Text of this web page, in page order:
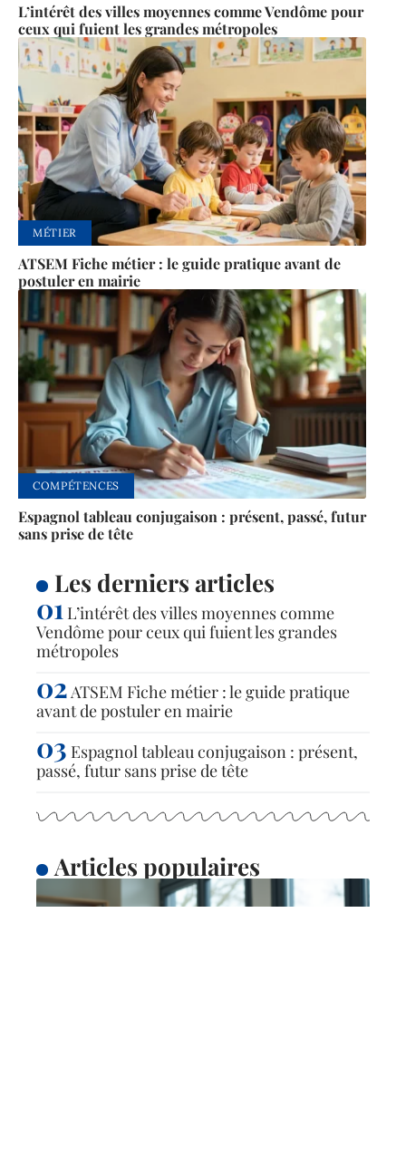
L’intérêt des villes moyennes comme Vendôme pour
ceux qui fuient les grandes métropoles
MÉTIER
ATSEM Fiche métier : le guide pratique avant de
postuler en mairie
COMPÉTENCES
Espagnol tableau conjugaison : présent, passé, futur
sans prise de tête
Les derniers articles
L’intérêt des villes moyennes comme
Vendôme pour ceux qui fuient les grandes
métropoles
ATSEM Fiche métier : le guide pratique
avant de postuler en mairie
Espagnol tableau conjugaison : présent,
passé, futur sans prise de tête
Articles populaires